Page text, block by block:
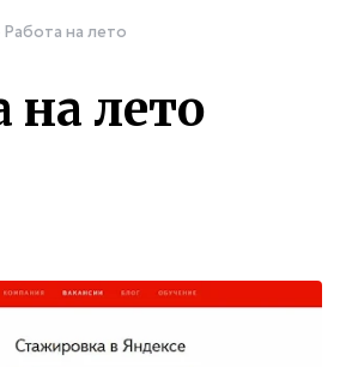
Работа на лето
на лето